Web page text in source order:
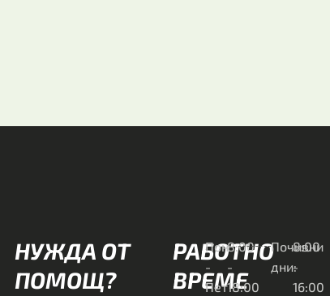
НУЖДА ОТ
ПОМОЩ?
РАБОТНО
ВРЕМЕ
Пон
-
Пет
8:00
-
18:00
Почивни
дни:
8:00
-
16:00